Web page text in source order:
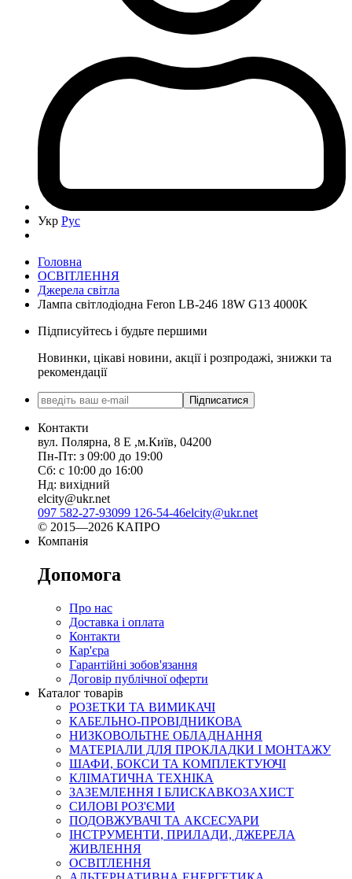
Укр Рус
Головна
ОСВІТЛЕННЯ
Джерела світла
Лампа світлодіодна Feron LB-246 18W G13 4000K
Підписуйтесь і будьте першими
Новинки, цікаві новини, акції і розпродажі, знижки та
рекомендації
Підписатися
Контакти
вул. Полярна, 8 Е ,м.Київ, 04200
Пн-Пт: з 09:00 до 19:00
Сб: с 10:00 до 16:00
Нд: вихідний
elcity@ukr.net
097 582-27-93099 126-54-46elcity@ukr.net
© 2015—2026 КАПРО
Компанія
Допомога
Про нас
Доставка і оплата
Контакти
Кар'єра
Гарантійні зобов'язання
Договір публічної оферти
Каталог товарів
РОЗЕТКИ ТА ВИМИКАЧІ
КАБЕЛЬНО-ПРОВІДНИКОВА
НИЗКОВОЛЬТНЕ ОБЛАДНАННЯ
МАТЕРІАЛИ ДЛЯ ПРОКЛАДКИ І МОНТАЖУ
ШАФИ, БОКСИ ТА КОМПЛЕКТУЮЧІ
КЛІМАТИЧНА ТЕХНІКА
ЗАЗЕМЛЕННЯ І БЛИСКАВКОЗАХИСТ
СИЛОВІ РОЗ'ЄМИ
ПОДОВЖУВАЧІ ТА АКСЕСУАРИ
ІНСТРУМЕНТИ, ПРИЛАДИ, ДЖЕРЕЛА
ЖИВЛЕННЯ
ОСВІТЛЕННЯ